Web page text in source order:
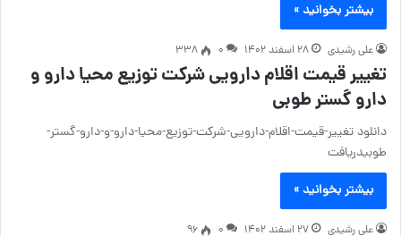
بیشتر بخوانید »
علی رشیدی ۲۸ اسفند ۱۴۰۲ ۰ 338
تغییر قیمت اقلام دارویی شرکت توزیع محیا دارو و
دارو گستر طوبی
دانلود تغییر-قیمت-اقلام-دارویی-شرکت-توزیع-محیا-دارو-و-دارو-گستر-
طوبیدریافت
بیشتر بخوانید »
علی رشیدی ۲۷ اسفند ۱۴۰۲ ۰ 96